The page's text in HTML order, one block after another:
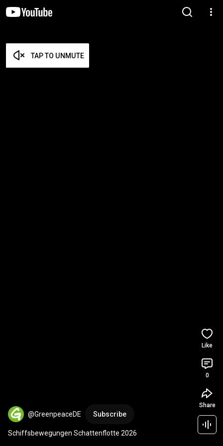
TAP TO UNMUTE
@GreenpeaceDE Subscribe
Schiffsbewegungen Schattenflotte 2026
Like
0
Share